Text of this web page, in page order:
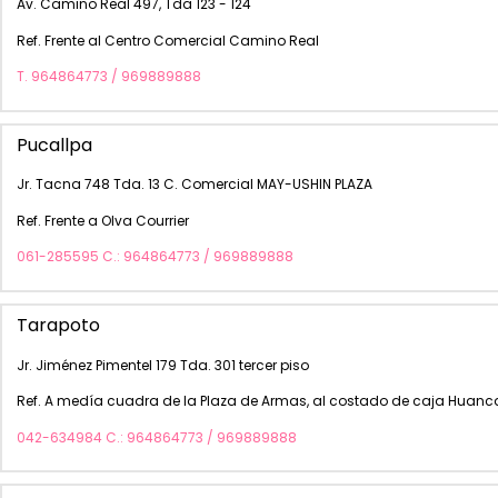
Av. Camino Real 497, Tda 123 - 124
Ref. Frente al Centro Comercial Camino Real
T. 964864773 / 969889888
Pucallpa
Jr. Tacna 748 Tda. 13 C. Comercial MAY-USHIN PLAZA
Ref. Frente a Olva Courrier
061-285595 C.: 964864773 / 969889888
Tarapoto
Jr. Jiménez Pimentel 179 Tda. 301 tercer piso
Ref. A medía cuadra de la Plaza de Armas, al costado de caja
042-634984 C.: 964864773 / 969889888